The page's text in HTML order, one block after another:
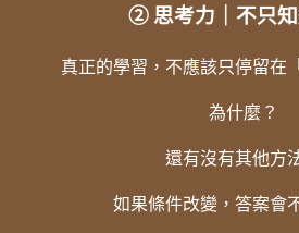
② 思考力｜不只
真正的學習，不應該只停留在
為什麼？
還有沒有其他方
如果條件改變，答案會